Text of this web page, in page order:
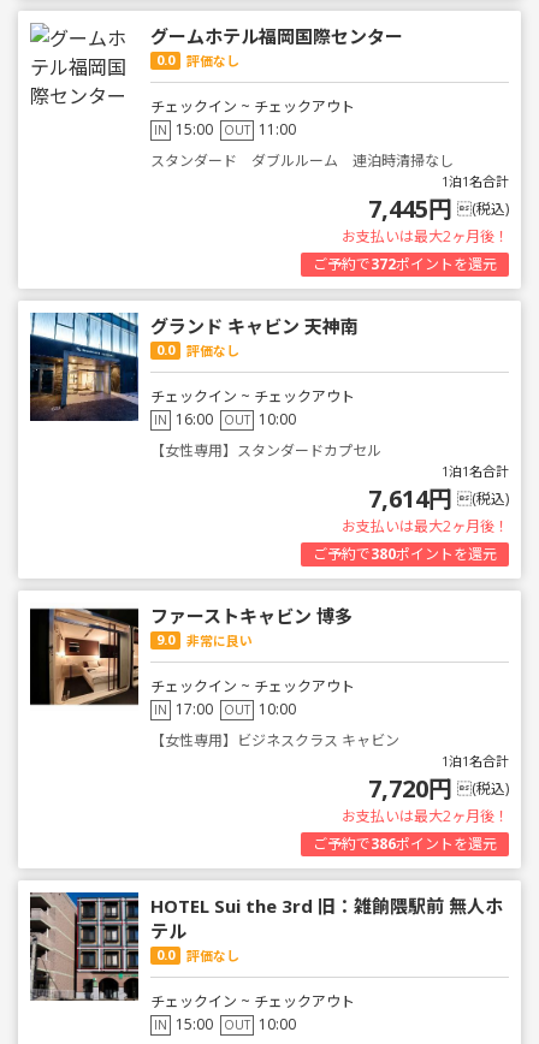
グームホテル福岡国際センター
0.0 評価なし
チェックイン ~ チェックアウト
IN 15:00 OUT 11:00
スタンダード ダブルルーム 連泊時清掃なし
1泊1名合計
7,445円 (税込)
お支払いは最大2ヶ月後！
ご予約で372ポイントを還元
グランド キャビン 天神南
0.0 評価なし
チェックイン ~ チェックアウト
IN 16:00 OUT 10:00
【女性専用】スタンダードカプセル
1泊1名合計
7,614円 (税込)
お支払いは最大2ヶ月後！
ご予約で380ポイントを還元
ファーストキャビン 博多
9.0 非常に良い
チェックイン ~ チェックアウト
IN 17:00 OUT 10:00
【女性専用】ビジネスクラス キャビン
1泊1名合計
7,720円 (税込)
お支払いは最大2ヶ月後！
ご予約で386ポイントを還元
HOTEL Sui the 3rd 旧：雑餉隈駅前 無人ホ
テル
0.0 評価なし
チェックイン ~ チェックアウト
IN 15:00 OUT 10:00